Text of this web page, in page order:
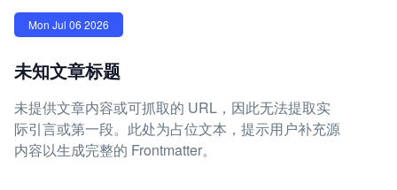
Mon Jul 06 2026
未知文章标题
未提供文章内容或可抓取的 URL，因此无法提取实
际引言或第一段。此处为占位文本，提示用户补充源
内容以生成完整的 Frontmatter。